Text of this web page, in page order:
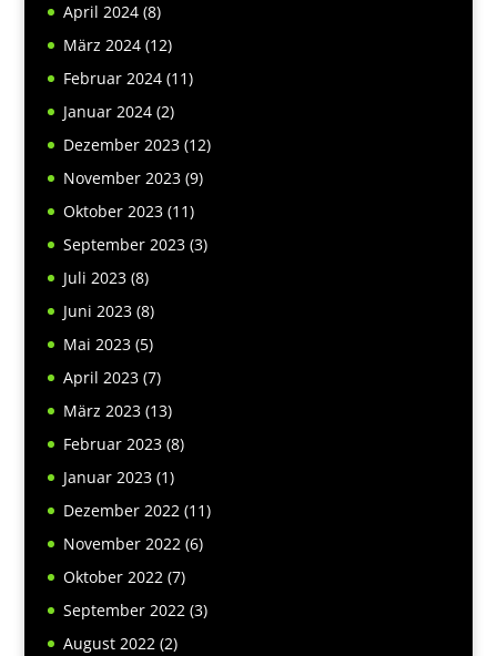
April 2024(8)
März 2024(12)
Februar 2024(11)
Januar 2024(2)
Dezember 2023(12)
November 2023(9)
Oktober 2023(11)
September 2023(3)
Juli 2023(8)
Juni 2023(8)
Mai 2023(5)
April 2023(7)
März 2023(13)
Februar 2023(8)
Januar 2023(1)
Dezember 2022(11)
November 2022(6)
Oktober 2022(7)
September 2022(3)
August 2022(2)